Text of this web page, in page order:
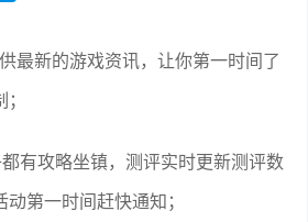
最新的游戏资讯，让你第一时间了
有攻略坐镇，测评实时更新测评数
第一时间赶快通知；